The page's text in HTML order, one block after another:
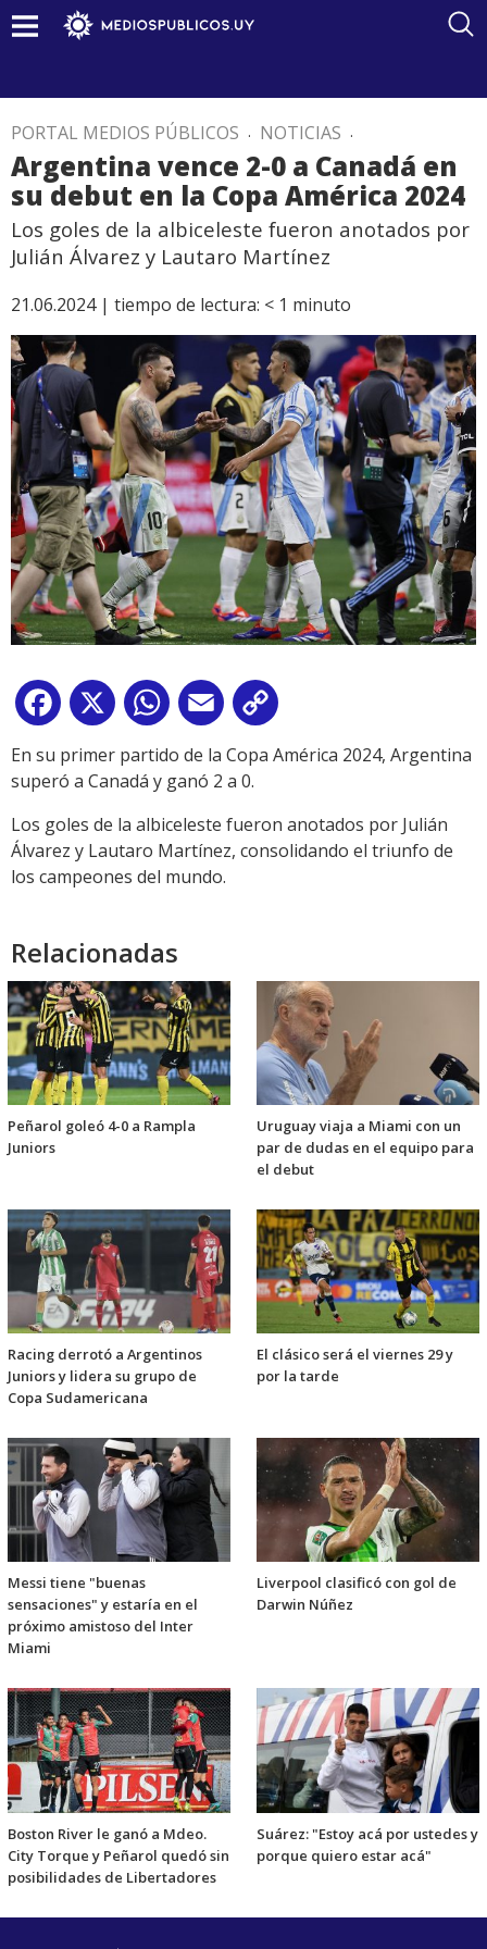
PORTAL MEDIOS PÚBLICOS . NOTICIAS .
Argentina vence 2-0 a Canadá en
su debut en la Copa América 2024
Los goles de la albiceleste fueron anotados por
Julián Álvarez y Lautaro Martínez
21.06.2024 | tiempo de lectura: < 1 minuto
Facebook
X WhatsApp
Email
Link
En su primer partido de la Copa América 2024, Argentina
superó a Canadá y ganó 2 a 0.
Los goles de la albiceleste fueron anotados por Julián
Álvarez y Lautaro Martínez, consolidando el triunfo de
los campeones del mundo.
Relacionadas
Peñarol goleó 4-0 a Rampla
Juniors
Uruguay viaja a Miami con un
par de dudas en el equipo para
el debut
Racing derrotó a Argentinos
Juniors y lidera su grupo de
Copa Sudamericana
El clásico será el viernes 29 y
por la tarde
Messi tiene "buenas
sensaciones" y estaría en el
próximo amistoso del Inter
Miami
Liverpool clasificó con gol de
Darwin Núñez
Boston River le ganó a Mdeo.
City Torque y Peñarol quedó sin
posibilidades de Libertadores
Suárez: "Estoy acá por ustedes y
porque quiero estar acá"